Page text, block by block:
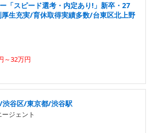
「スピード選考・内定あり!」新卒・27
生充実/育休取得実績多数/台東区北上野
～32万円
渋谷区/東京都/渋谷駅
ジェント